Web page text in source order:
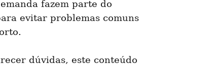
fazem parte do
evitar problemas comuns
dúvidas, este conteúdo